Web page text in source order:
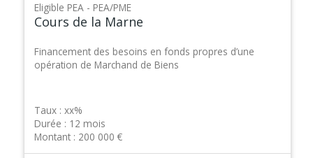
PEA - PEA/PME
Cours de la Marne
Financement des besoins en fonds propres d’une
opération de Marchand de Biens
Taux : xx%
Durée : 12 mois
Montant : 200 000 €